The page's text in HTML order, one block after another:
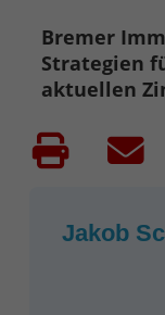
Bremer
Strategien
aktuellen
Jakob